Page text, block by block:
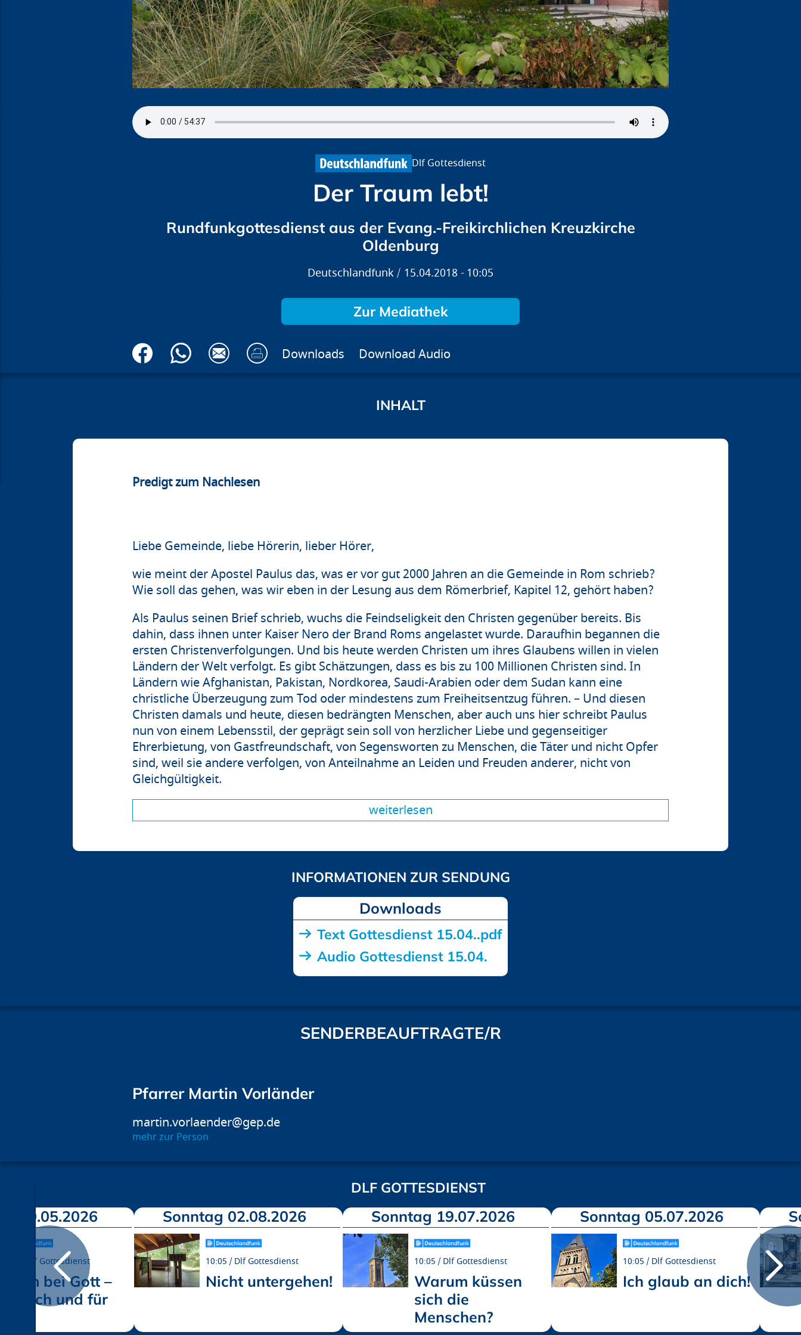
Dlf Gottesdienst
Der Traum lebt!
Rundfunkgottesdienst aus der Evang.-Freikirchlichen Kreuzkirche
Oldenburg
Deutschlandfunk 15.04.2018 10:05
Zur Mediathek
Downloads Download Audio
Predigt zum Nachlesen
Liebe Gemeinde, liebe Hörerin, lieber Hörer,
wie meint der Apostel Paulus das, was er vor gut 2000 Jahren an die Gemeinde in Rom schrieb?
Wie soll das gehen, was wir eben in der Lesung aus dem Römerbrief, Kapitel 12, gehört haben?
Als Paulus seinen Brief schrieb, wuchs die Feindseligkeit den Christen gegenüber bereits. Bis
dahin, dass ihnen unter Kaiser Nero der Brand Roms angelastet wurde. Daraufhin begannen die
ersten Christenverfolgungen. Und bis heute werden Christen um ihres Glaubens willen in vielen
Ländern der Welt verfolgt. Es gibt Schätzungen, dass es bis zu 100 Millionen Christen sind. In
Ländern wie Afghanistan, Pakistan, Nordkorea, Saudi-Arabien oder dem Sudan kann eine
christliche Überzeugung zum Tod oder mindestens zum Freiheitsentzug führen. – Und diesen
Christen damals und heute, diesen bedrängten Menschen, aber auch uns hier schreibt Paulus
nun von einem Lebensstil, der geprägt sein soll von herzlicher Liebe und gegenseitiger
Ehrerbietung, von Gastfreundschaft, von Segensworten zu Menschen, die Täter und nicht Opfer
sind, weil sie andere verfolgen, von Anteilnahme an Leiden und Freuden anderer, nicht von
Gleichgültigkeit.
weiterlesen
Downloads
Text Gottesdienst 15.04..pdf
Audio Gottesdienst 15.04.
SENDERBEAUFTRAGTE/R
Pfarrer Martin Vorländer
martin.vorlaender@gep.de
mehr zur Person
DLF GOTTESDIENST
10.05.2026
Dlf Gottesdienst
bei Gott –
dich und für
Sonntag 02.08.2026
10:05 Dlf Gottesdienst
Nicht untergehen!
Sonntag 19.07.2026
10:05 Dlf Gottesdienst
Warum küssen
sich die
Menschen?
Sonntag 05.07.2026
10:05 Dlf Gottesdienst
Ich glaub an dich!